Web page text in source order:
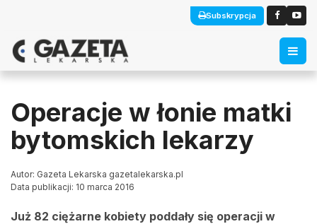
Subskrypcja
Operacje w łonie matki
bytomskich lekarzy
Autor: Gazeta Lekarska gazetalekarska.pl
Data publikacji: 10 marca 2016
Już 82 ciężarne kobiety poddały się operacji w